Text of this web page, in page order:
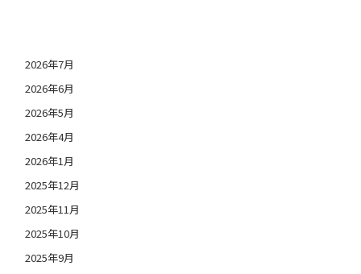
2026年7月
2026年6月
2026年5月
2026年4月
2026年1月
2025年12月
2025年11月
2025年10月
2025年9月